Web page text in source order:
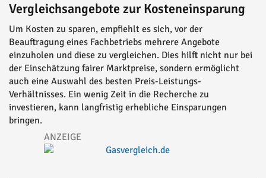
Vergleichsangebote zur Kosteneinsparung
Um Kosten zu sparen, empfiehlt es sich, vor der
Beauftragung eines Fachbetriebs mehrere Angebote
einzuholen und diese zu vergleichen. Dies hilft nicht nur bei
der Einschätzung fairer Marktpreise, sondern ermöglicht
auch eine Auswahl des besten Preis-Leistungs-
Verhältnisses. Ein wenig Zeit in die Recherche zu
investieren, kann langfristig erhebliche Einsparungen
bringen.